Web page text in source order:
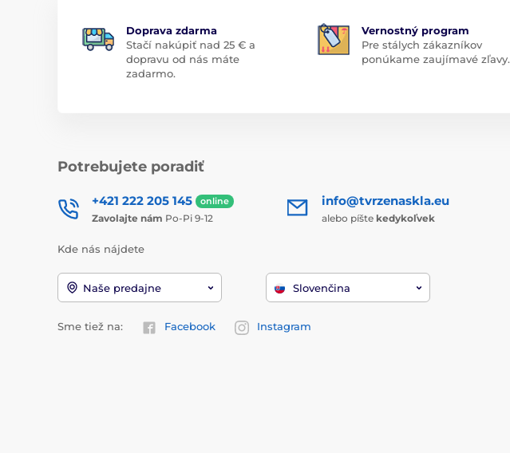
Doprava zdarma
Stačí nakúpiť nad 25 € a
dopravu od nás máte
zadarmo.
Vernostný program
Pre stálych zákazníkov
ponúkame zaujímavé zľavy.
Potrebujete poradiť
+421 222 205 145 online
Zavolajte nám Po-Pi 9-12
info@tvrzenaskla.eu
alebo píšte kedykoľvek
Kde nás nájdete
Naše predajne Slovenčina
Sme tiež na: Facebook Instagram